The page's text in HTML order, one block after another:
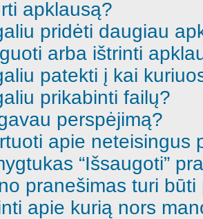
apklausą?
pridėti daugiau
arba ištrinti
patekti į kai
prikabinti failų?
perspėjimą?
apie neteisingus
“Išsaugoti”
pranešimas turi būti
apie kurią nors